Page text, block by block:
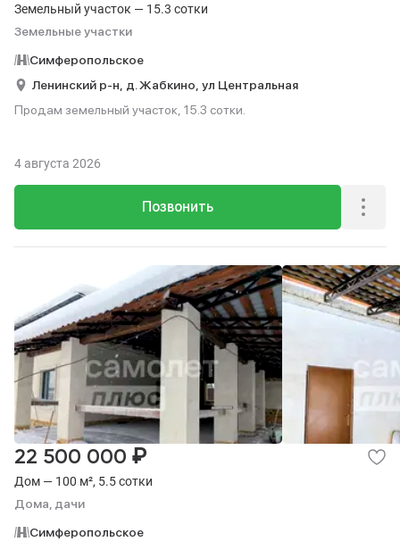
Земельный участок — 15.3 сотки
Земельные участки
Симферопольское
Ленинский р-н, д. Жабкино, ул Центральная
Продам земельный участок, 15.3 сотки.
Позвонить
4 августа 2026
Дом — 100 м², 5.5 сотки
Дома, дачи
22 500 000 ₽
Симферопольское